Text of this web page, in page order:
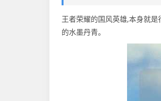
王者荣耀的国风英雄,本身就
的水墨丹青。